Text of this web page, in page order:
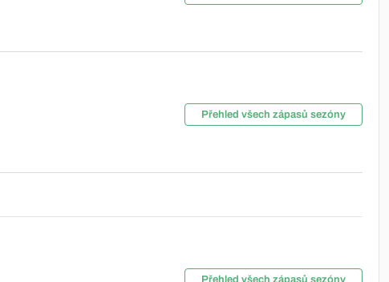
Přehled všech zápasů sezóny
Přehled všech zápasů sezóny